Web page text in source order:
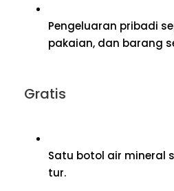
Pengeluaran pribadi
pakaian, dan barang
Gratis
Satu botol air mineral
tur.